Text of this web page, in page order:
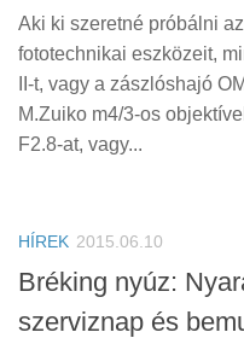
Aki ki szeretné próbálni
fototechnikai eszközeit,
II-t, vagy a zászlóshajó
M.Zuiko m4/3-os
F2.8-at, vagy...
HÍREK 2015.06.10
Bréking nyúz:
szerviznap és